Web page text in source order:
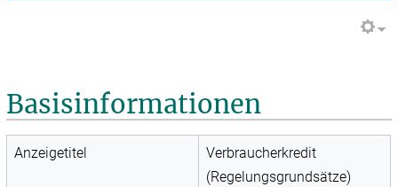
Basisinformationen
Anzeigetitel
Verbraucherkredit
(Regelungsgrundsätze)